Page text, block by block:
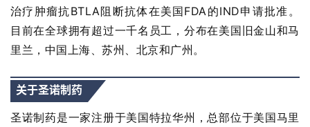
精
彩
活
B
治疗肿瘤抗BTLA阻断抗体在美国FDA的IND申请批准。
目前在全球拥有超过一千名员工，分布在美国旧金山和马
里兰，中国上海、苏州、北京和广州。
关于圣诺制药
圣诺制药是一家注册于美国特拉华州，总部位于美国马里